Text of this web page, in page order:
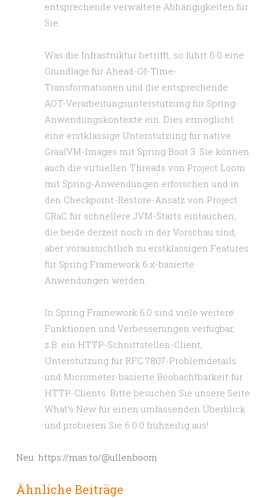
entsprechende verwaltete Abhängigkeiten für
Sie.
Was die Infrastruktur betrifft, so führt 6.0 eine
Grundlage für Ahead-Of-Time-
Transformationen und die entsprechende
AOT-Verarbeitungsunterstützung für Spring-
Anwendungskontexte ein. Dies ermöglicht
eine erstklassige Unterstützung für native
GraalVM-Images mit Spring Boot 3. Sie können
auch die virtuellen Threads von Project Loom
mit Spring-Anwendungen erforschen und in
den Checkpoint-Restore-Ansatz von Project
CRaC für schnellere JVM-Starts eintauchen,
die beide derzeit noch in der Vorschau sind,
aber voraussichtlich zu erstklassigen Features
für Spring Framework 6.x-basierte
Anwendungen werden.
In Spring Framework 6.0 sind viele weitere
Funktionen und Verbesserungen verfügbar,
z.B. ein HTTP-Schnittstellen-Client,
Unterstützung für RFC 7807-Problemdetails
und Micrometer-basierte Beobachtbarkeit für
HTTP-Clients. Bitte besuchen Sie unsere Seite
What’s New für einen umfassenden Überblick
und probieren Sie 6.0.0 frühzeitig aus!
Neu: https://mas.to/@ullenboom
Ähnliche Beiträge